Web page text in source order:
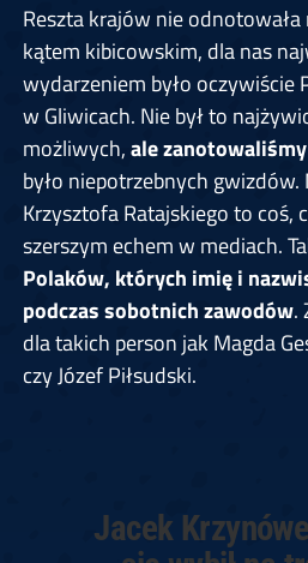
Reszta krajów nie
kątem kibicowskim, dla nas
wydarzeniem było oczywiście
w Gliwicach. Nie był to
możliwych,ale
było niepotrzebnych gwizdów.
Krzysztofa Ratajskiego to coś,
szerszym echem w mediach.
Polaków, których imię i
podczas sobotnich zawodów.
dla takich person jak Magda
czy Józef Piłsudski.
Jacek